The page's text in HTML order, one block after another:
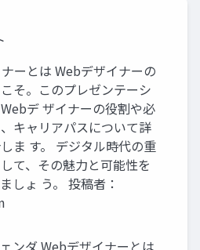
ーとは Webデザイナーの
そ。このプレゼンテーシ
デ ザイナーの役割や必
キャリアパスについて詳
ま す。 デジタル時代の重
て、その魅力と可能性を
しょ う。 投稿者：
ンダ Webデザイナーとは